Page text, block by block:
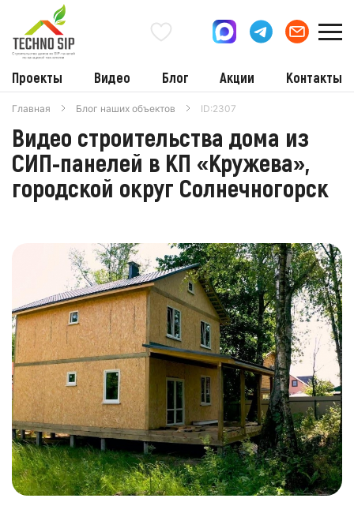
Проекты Видео Блог Акции Контакты
Главная Блог наших объектов ID:2307
Видео строительства дома из
СИП-панелей в КП «Кружева»,
городской округ Солнечногорск